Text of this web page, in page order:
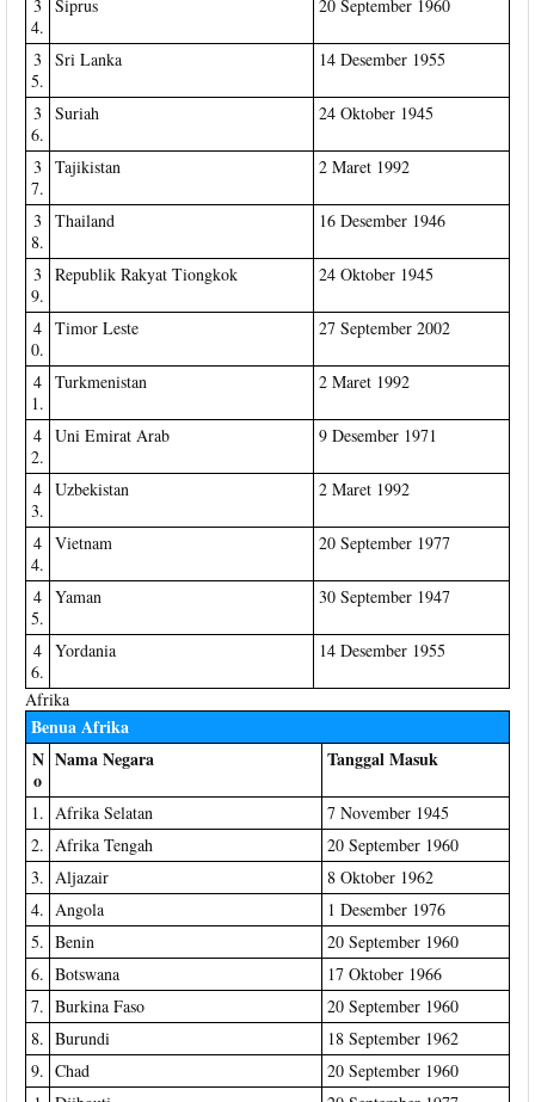
3
4.
Siprus 20 September 1960
3
5.
Sri Lanka 14 Desember 1955
3
6.
Suriah 24 Oktober 1945
3
7.
Tajikistan 2 Maret 1992
3
8.
Thailand 16 Desember 1946
3
9.
Republik Rakyat Tiongkok 24 Oktober 1945
4
0.
Timor Leste 27 September 2002
4
1.
Turkmenistan 2 Maret 1992
4
2.
Uni Emirat Arab 9 Desember 1971
4
3.
Uzbekistan 2 Maret 1992
4
4.
Vietnam 20 September 1977
4
5.
Yaman 30 September 1947
4
6.
Yordania 14 Desember 1955
Afrika
Benua Afrika
N
o
Nama Negara Tanggal Masuk
1. Afrika Selatan
7 November 1945
2. Afrika Tengah
20 September 1960
3. Aljazair
8 Oktober 1962
4. Angola
1 Desember 1976
5. Benin
20 September 1960
6. Botswana
17 Oktober 1966
7. Burkina Faso
20 September 1960
8. Burundi
18 September 1962
9. Chad
20 September 1960